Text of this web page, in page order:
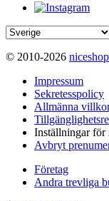
© 2010-2026
Impressum
Sekretesspolicy
Allmänna
Inställningar för
Avbryt
Företag
Andra trevliga